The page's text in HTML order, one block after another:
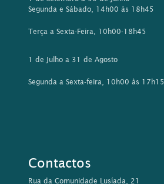
Segunda e Sábado, 14h00 às 18h45
Terça a Sexta-Feira, 10h00-18h45
1 de Julho a 31 de Agosto
Segunda a Sexta-feira, 10h00 às 17h15
Contactos
Rua da Comunidade Lusíada, 21